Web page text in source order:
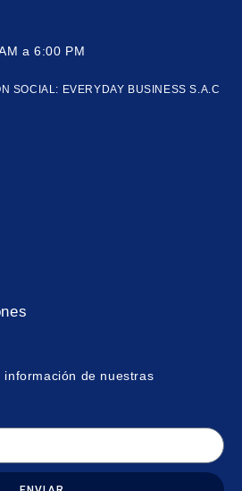
a 6:00 PM
SOCIAL: EVERYDAY BUSINESS S.A.C
de nuestras